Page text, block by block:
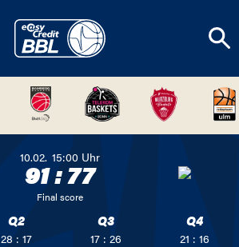
10.02. 15:00 Uhr
91:77
Final score
Q2
28 : 17
Q3
17 : 26
Q4
21 : 16